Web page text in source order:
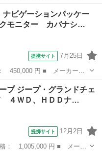
■ グレード名： ベース
枚数： 4D ■ ミッシ...
ナビゲーションパッケー
モニター カバナシ…
提携サイト 7月25日
グレード名： ナビゲー
ター カバナシート ■ 排気
プ ジープ・グランドチェ
４ＷＤ、ＨＤＤナ…
提携サイト 12月2日